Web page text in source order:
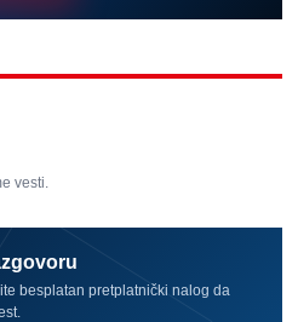
vesti.
besplatan pretplatnički nalog da